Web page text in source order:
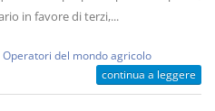
in favore di terzi,...
Operatori del mondo agricolo
continua a leggere